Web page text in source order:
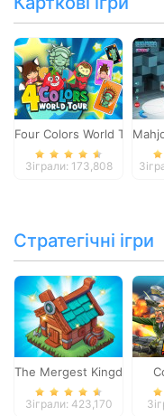
Four Colors World Tour
Зіграли: 173,808
Стратегічні ігри
The Mergest Kingdom
Зіграли: 423,170